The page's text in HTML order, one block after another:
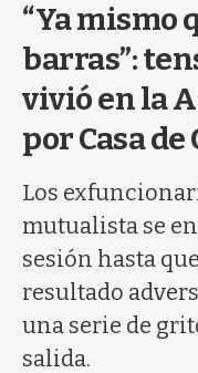
“Ya mismo
barras”:
vivió en la
por Casa
Los
mutualista se
sesión hasta
resultado
una serie de
salida.